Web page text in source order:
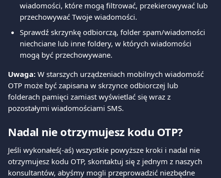
wiadomości, które mogą filtrować, przekierowywać lub
przechowywać Twoje wiadomości.
Sprawdź skrzynkę odbiorczą, folder spam/wiadomości
niechciane lub inne foldery, w których wiadomości
mogą być przechowywane.
Uwaga: W starszych urządzeniach mobilnych wiadomość
OTP może być zapisana w skrzynce odbiorczej lub
folderach pamięci zamiast wyświetlać się wraz z
pozostałymi wiadomościami SMS.
Nadal nie otrzymujesz kodu OTP?
Jeśli wykonałeś(-aś) wszystkie powyższe kroki i nadal nie
otrzymujesz kodu OTP, skontaktuj się z jednym z naszych
konsultantów, abyśmy mogli przeprowadzić niezbędne